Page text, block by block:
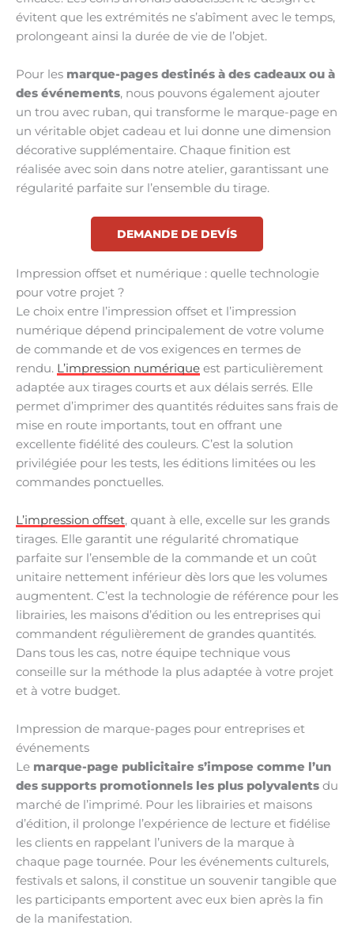
évitent que les extrémités ne s’abîment avec le temps,
prolongeant ainsi la durée de vie de l’objet.
Pour les marque-pages destinés à des cadeaux ou à
des événements, nous pouvons également ajouter
un trou avec ruban, qui transforme le marque-page en
un véritable objet cadeau et lui donne une dimension
décorative supplémentaire. Chaque finition est
réalisée avec soin dans notre atelier, garantissant une
régularité parfaite sur l’ensemble du tirage.
DEMANDE DE DEVÍS
Impression offset et numérique : quelle technologie
pour votre projet ?
Le choix entre l’impression offset et l’impression
numérique dépend principalement de votre volume
de commande et de vos exigences en termes de
rendu. L’impression numérique est particulièrement
adaptée aux tirages courts et aux délais serrés. Elle
permet d’imprimer des quantités réduites sans frais de
mise en route importants, tout en offrant une
excellente fidélité des couleurs. C’est la solution
privilégiée pour les tests, les éditions limitées ou les
commandes ponctuelles.
L’impression offset, quant à elle, excelle sur les grands
tirages. Elle garantit une régularité chromatique
parfaite sur l’ensemble de la commande et un coût
unitaire nettement inférieur dès lors que les volumes
augmentent. C’est la technologie de référence pour les
librairies, les maisons d’édition ou les entreprises qui
commandent régulièrement de grandes quantités.
Dans tous les cas, notre équipe technique vous
conseille sur la méthode la plus adaptée à votre projet
et à votre budget.
Impression de marque-pages pour entreprises et
événements
Le marque-page publicitaire s’impose comme l’un
des supports promotionnels les plus polyvalents du
marché de l’imprimé. Pour les librairies et maisons
d’édition, il prolonge l’expérience de lecture et fidélise
les clients en rappelant l’univers de la marque à
chaque page tournée. Pour les événements culturels,
festivals et salons, il constitue un souvenir tangible que
les participants emportent avec eux bien après la fin
de la manifestation.